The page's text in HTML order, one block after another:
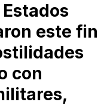
este fin
con